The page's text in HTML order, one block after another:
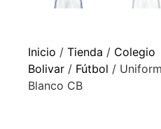
Inicio / Tienda / Colegio
Bolivar / Fútbol /
Blanco CB